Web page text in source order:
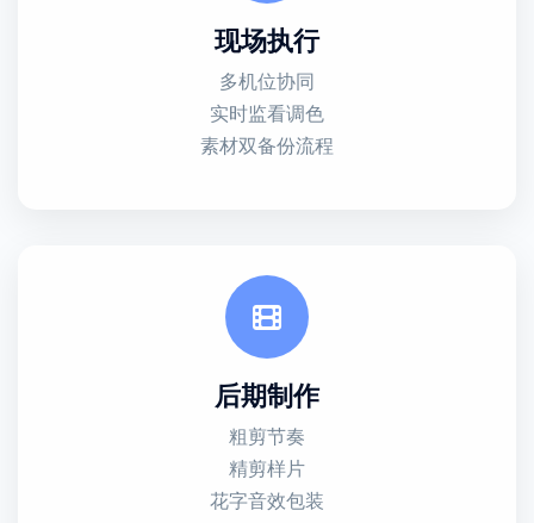
现场执行
多机位协同
实时监看调色
素材双备份流程
后期制作
粗剪节奏
精剪样片
花字音效包装